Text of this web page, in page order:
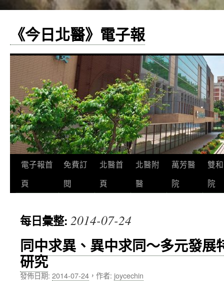
《今日北醫》電子報
跳
至
要
內
容
電子報首
頁
免費訂
閱
北醫首
頁
北醫附
醫
萬芳醫
院
雙
院
每日彙整: 2014-07-24
同中求異、異中求同～多元發展
研究
發佈日期: 2014-07-24 ， 作者: joycechin